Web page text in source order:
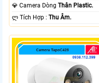
Ngoại 10m Có Màu Ban Ðêm.
💎 Camera DòngThân Plastic.
️ლ Tích Hợp :Thu Âm.